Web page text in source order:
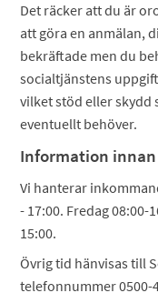
Det räcker att du är
att göra en anmälan,
bekräftade men du
socialtjänstens
vilket stöd eller
eventuellt behöver.
Information
Vi hanterar
- 17:00. Fredag 08:00-
15:00.
Övrig tid hänvisas till
telefonnummer 0500-